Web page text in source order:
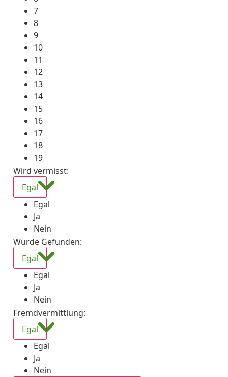
7
8
9
10
11
12
13
14
15
16
17
18
19
Wird vermisst:
Egal
Egal
Ja
Nein
Wurde Gefunden:
Egal
Egal
Ja
Nein
Fremdvermittlung:
Egal
Egal
Ja
Nein